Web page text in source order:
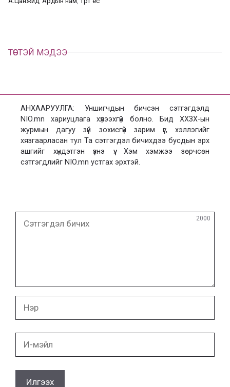
х
ТӨСТЭЙ МЭДЭЭ
АНХААРУУЛГА: Уншигчдын бичсэн сэтгэгдэлд
NIO.mn хариуцлага хүлээхгүй болно. Бид ХХЗХ-ын
журмын дагуу зүй зохисгүй зарим үг, хэллэгийг
хязгаарласан тул Та сэтгэгдэл бичихдээ бусдын эрх
ашгийг хүндэтгэн үзнэ үү. Хэм хэмжээ зөрчсөн
сэтгэгдлийг NIO.mn устгах эрхтэй.
бичих
2000